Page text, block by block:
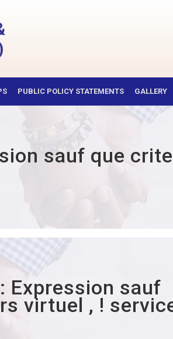
PUBLIC POLICY STATEMENTS GALLERY
sauf que
Expression sauf
virtuel , !